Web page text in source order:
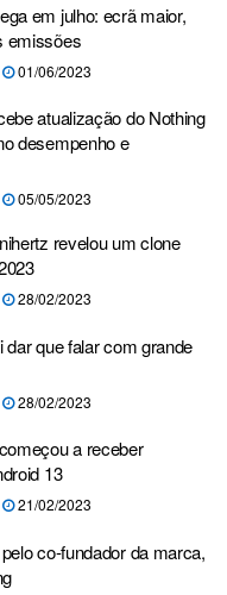
em julho: ecrã maior,
emissões
01/06/2023
atualização do Nothing
desempenho e
05/05/2023
revelou um clone
28/02/2023
dar que falar com grande
28/02/2023
a receber
13
21/02/2023
co-fundador da marca,